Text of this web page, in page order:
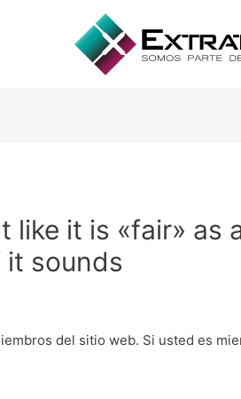
like it is «fair»
sounds
del sitio web. Si usted es